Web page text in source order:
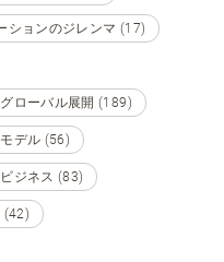
ションのジレンマ (17)
ローバル展開 (189)
デル (56)
ジネス (83)
(42)